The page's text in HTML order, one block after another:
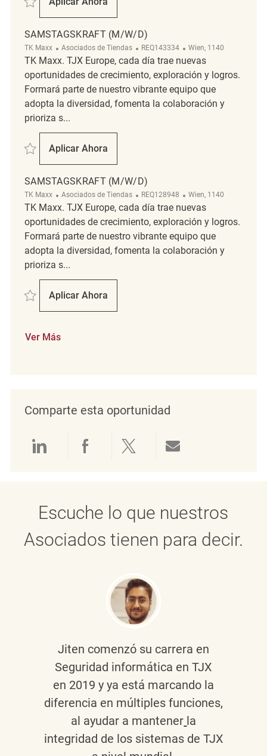
Samstagskraft (m/w/d)
SAMSTAGSKRAFT (M/W/D)
TK Maxx Categoría
Asociados de Tiendas ReqId
REQ143334 Ubicación
Wien, 1140
TK Maxx. TJX Europe, cada día trae nuevas
oportunidades de crecimiento, exploración y logros.
Formará parte de nuestro vibrante equipo que
adopta la diversidad, fomenta la colaboración y
prioriza s...
Salvar Samstagskraft (m/w/d) REQ143334
Aplicar Ahora
Samstagskraft (m/w/d)
SAMSTAGSKRAFT (M/W/D)
TK Maxx Categoría
Asociados de Tiendas ReqId
REQ128948 Ubicación
Wien, 1140
TK Maxx. TJX Europe, cada día trae nuevas
oportunidades de crecimiento, exploración y logros.
Formará parte de nuestro vibrante equipo que
adopta la diversidad, fomenta la colaboración y
prioriza s...
Salvar Samstagskraft (m/w/d) REQ128948
Aplicar Ahora
Samstagskraft (m/w/d)
Ver Más
Comparte esta oportunidad
Compartir a través de LinkedIn
Compartir a través de
Compartir a través
Escuche lo que nuestros
Asociados tienen para decir.
Jiten comenzó su carrera en
Seguridad informática en TJX
en 2019 y ya está marcando la
diferencia en múltiples funciones,
al ayudar a mantener la
integridad de los sistemas de TJX